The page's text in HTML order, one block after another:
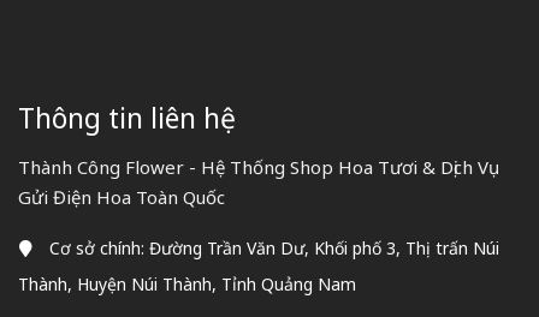
Thông tin liên hệ
Thành Công Flower - Hệ Thống Shop Hoa Tươi & Dịch Vụ
Gửi Điện Hoa Toàn Quốc
Cơ sở chính: Đường Trần Văn Dư, Khối phố 3, Thị trấn Núi
Thành, Huyện Núi Thành, Tỉnh Quảng Nam